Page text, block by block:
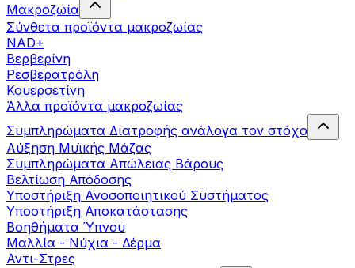
Μακροζωία
Σύνθετα προϊόντα μακροζωίας
NAD+
Βερβερίνη
Ρεσβερατρόλη
Κουερσετίνη
Άλλα προϊόντα μακροζωίας
Συμπληρώματα Διατροφής ανάλογα τον στόχο
Αύξηση Μυϊκής Μάζας
Συμπληρώματα Aπώλειας Βάρους
Βελτίωση Απόδοσης
Υποστήριξη Ανοσοποιητικού Συστήματος
Yποστήριξη Αποκατάστασης
Βοηθήματα Ύπνου
Μαλλία - Νύχια - Δέρμα
Αντι-Στρες